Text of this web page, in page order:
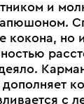
и
кокона, но
с